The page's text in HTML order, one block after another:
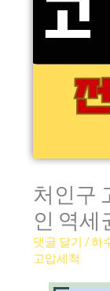
처인구
인 역세
댓글 달기 /하
고압세척